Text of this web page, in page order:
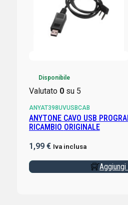
Disponibile
Valutato 0su 5
ANYAT398UVUSBCAB
ANYTONE CAVO USB
RICAMBIO ORIGINALE
1,99 € Iva inclusa